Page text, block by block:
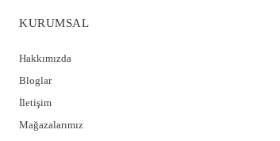
KURUMSAL
Hakkımızda
Bloglar
İletişim
Mağazalarımız